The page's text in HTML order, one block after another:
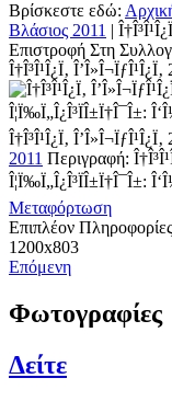
Βρίσκεστε εδώ:
Βλάσιος 2011 |
Επιστροφή Στη
Î†Î³Î¹Î¿Ï‚ Î’Î»Î¬ÏƒÎ¹Î¿Ï‚
Î¦Ï‰Ï„Î¿Î³ÏÎ±Ï†Î¯Î±:
Î†Î³Î¹Î¿Ï‚ Î’Î»Î¬ÏƒÎ¹Î¿Ï‚
2011 Περιγραφή:
Î¦Ï‰Ï„Î¿Î³ÏÎ±Ï†Î¯Î±:
Μεταφόρτωση
Επιπλέον Πληροφορίες
1200x803
Επόμενη
Φωτογραφίες
Δείτε